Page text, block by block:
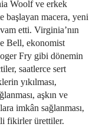
Woolf ve erkek
başlayan macera, yeni
etti. Virginia’nın
Bell, ekonomist
Fry gibi dönemin
saatlerce sert
yıkılması,
aşkın ve
imkân sağlanması,
fikirler ürettiler.